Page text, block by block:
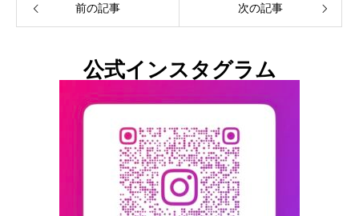
前の記事 次の記事
公式インスタグラム